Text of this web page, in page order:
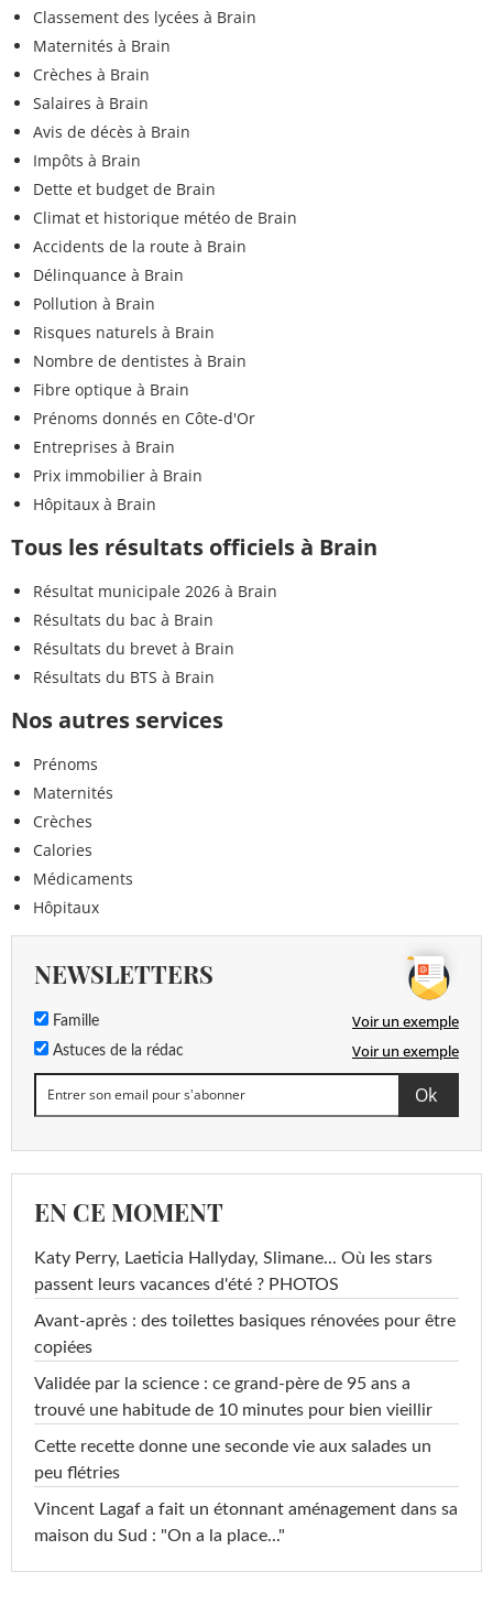
Classement des lycées à Brain
Maternités à Brain
Crèches à Brain
Salaires à Brain
Avis de décès à Brain
Impôts à Brain
Dette et budget de Brain
Climat et historique météo de Brain
Accidents de la route à Brain
Délinquance à Brain
Pollution à Brain
Risques naturels à Brain
Nombre de dentistes à Brain
Fibre optique à Brain
Prénoms donnés en Côte-d'Or
Entreprises à Brain
Prix immobilier à Brain
Hôpitaux à Brain
Tous les résultats officiels à Brain
Résultat municipale 2026 à Brain
Résultats du bac à Brain
Résultats du brevet à Brain
Résultats du BTS à Brain
Nos autres services
Prénoms
Maternités
Crèches
Calories
Médicaments
Hôpitaux
NEWSLETTERS
Famille Voir un exemple
Astuces de la rédac Voir un exemple
EN CE MOMENT
Katy Perry, Laeticia Hallyday, Slimane... Où les stars
passent leurs vacances d'été ? PHOTOS
Avant-après : des toilettes basiques rénovées pour être
copiées
Validée par la science : ce grand-père de 95 ans a
trouvé une habitude de 10 minutes pour bien vieillir
Cette recette donne une seconde vie aux salades un
peu flétries
Vincent Lagaf a fait un étonnant aménagement dans sa
maison du Sud : "On a la place..."